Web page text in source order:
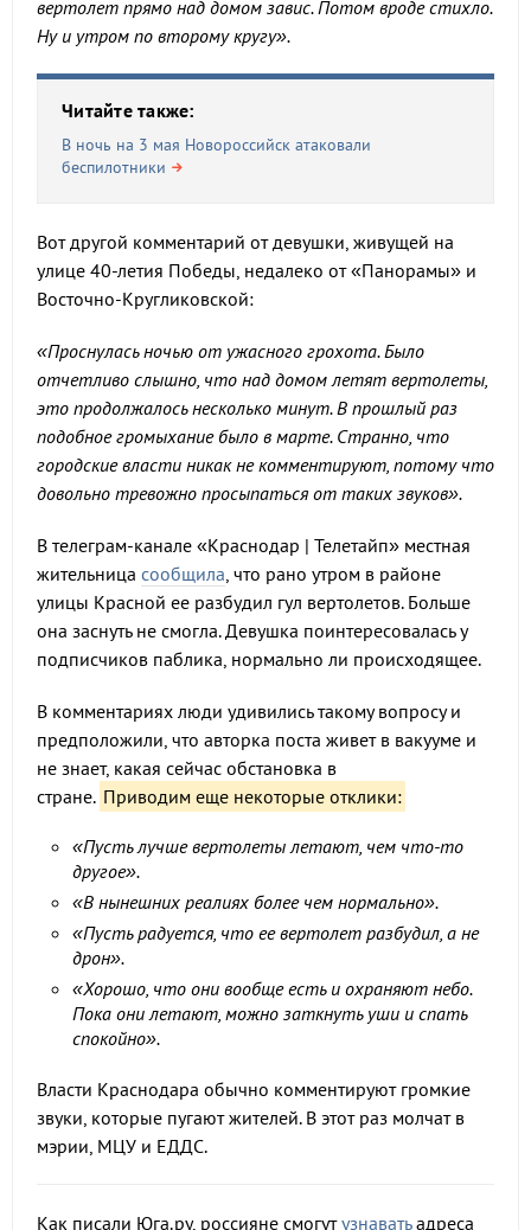
вертолет прямо над домом завис. Потом вроде стихло.
Ну и утром по второму кругу».
Читайте также:
В ночь на 3 мая Новороссийск атаковали
беспилотники
Вот другой комментарий от девушки, живущей на
улице 40-летия Победы, недалеко от «Панорамы» и
Восточно-Кругликовской:
«Проснулась ночью от ужасного грохота. Было
отчетливо слышно, что над домом летят вертолеты,
это продолжалось несколько минут. В прошлый раз
подобное громыхание было в марте. Странно, что
городские власти никак не комментируют, потому что
довольно тревожно просыпаться от таких звуков».
В телеграм-канале «Краснодар | Телетайп» местная
жительница сообщила, что рано утром в районе
улицы Красной ее разбудил гул вертолетов. Больше
она заснуть не смогла. Девушка поинтересовалась у
подписчиков паблика, нормально ли происходящее.
В комментариях люди удивились такому вопросу и
предположили, что авторка поста живет в вакууме и
не знает, какая сейчас обстановка в
стране. Приводим еще некоторые отклики:
«Пусть лучше вертолеты летают, чем что-то
другое».
«В нынешних реалиях более чем нормально».
«Пусть радуется, что ее вертолет разбудил, а не
дрон».
«Хорошо, что они вообще есть и охраняют небо.
Пока они летают, можно заткнуть уши и спать
спокойно».
Власти Краснодара обычно комментируют громкие
звуки, которые пугают жителей. В этот раз молчат в
мэрии, МЦУ и ЕДДС.
Как писали Юга.ру, россияне смогутузнаватьадреса